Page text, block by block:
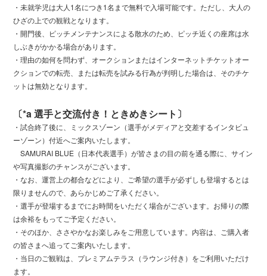
・未就学児は大人1名につき1名まで無料で入場可能です。ただし、大人の
ひざの上での観戦となります。
・開門後、ピッチメンテナンスによる散水のため、ピッチ近くの座席は水
しぶきがかかる場合があります。
・理由の如何を問わず、オークションまたはインターネットチケットオー
クションでの転売、または転売を試みる行為が判明した場合は、そのチケ
ットは無効となります。
〔*a 選手と交流付き！ときめきシート〕
・試合終了後に、ミックスゾーン（選手がメディアと交差するインタビュ
ーゾーン）付近へご案内いたします。
SAMURAI BLUE（日本代表選手）が皆さまの目の前を通る際に、サイン
や写真撮影のチャンスがございます。
・なお、運営上の都合などにより、ご希望の選手が必ずしも登場するとは
限りませんので、あらかじめご了承ください。
・選手が登場するまでにお時間をいただく場合がございます。お帰りの際
は余裕をもってご予定ください。
・そのほか、ささやかなお楽しみをご用意しています。内容は、ご購入者
の皆さまへ追ってご案内いたします。
・当日のご観戦は、プレミアムテラス（ラウンジ付き）をご利用いただけ
ます。